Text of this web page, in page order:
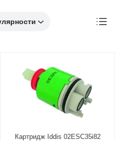
Картридж Iddis 02ESC35i82